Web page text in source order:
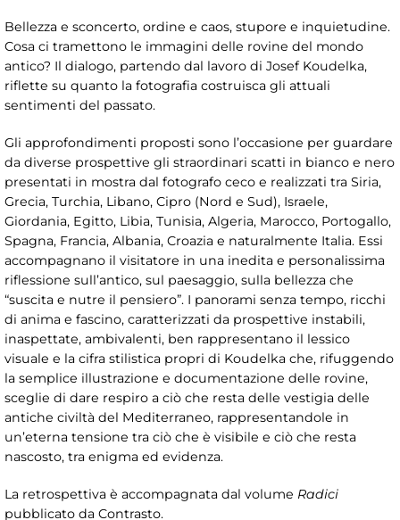
Bellezza e sconcerto, ordine e caos, stupore e inquietudine.
Cosa ci tramettono le immagini delle rovine del mondo
antico? Il dialogo, partendo dal lavoro di Josef Koudelka,
riflette su quanto la fotografia costruisca gli attuali
sentimenti del passato.
Gli approfondimenti proposti sono l’occasione per guardare
da diverse prospettive gli straordinari scatti in bianco e nero
presentati in mostra dal fotografo ceco e realizzati tra Siria,
Grecia, Turchia, Libano, Cipro (Nord e Sud), Israele,
Giordania, Egitto, Libia, Tunisia, Algeria, Marocco, Portogallo,
Spagna, Francia, Albania, Croazia e naturalmente Italia. Essi
accompagnano il visitatore in una inedita e personalissima
riflessione sull’antico, sul paesaggio, sulla bellezza che
“suscita e nutre il pensiero”. I panorami senza tempo, ricchi
di anima e fascino, caratterizzati da prospettive instabili,
inaspettate, ambivalenti, ben rappresentano il lessico
visuale e la cifra stilistica propri di Koudelka che, rifuggendo
la semplice illustrazione e documentazione delle rovine,
sceglie di dare respiro a ciò che resta delle vestigia delle
antiche civiltà del Mediterraneo, rappresentandole in
un’eterna tensione tra ciò che è visibile e ciò che resta
nascosto, tra enigma ed evidenza.
La retrospettiva è accompagnata dal volume Radici
pubblicato da Contrasto.